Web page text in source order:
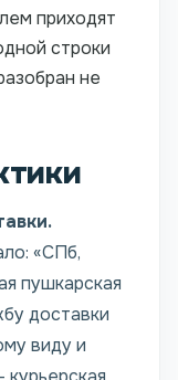
приходят
строки
не
«СПб,
пушкарская
доставки
виду и